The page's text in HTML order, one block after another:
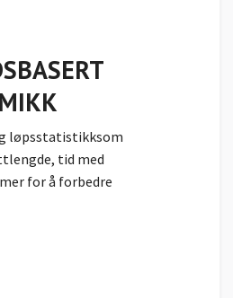
løpsstatistikksom
tid med
for å forbedre